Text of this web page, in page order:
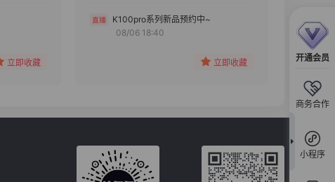
开通会员
商务合作
小程序
立即收藏
分组
K100pro系列新品预约中~
08/06 18:40
立即收藏